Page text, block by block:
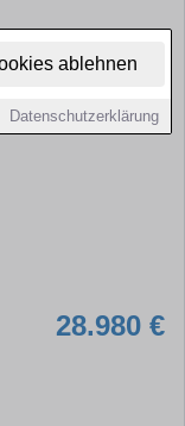
ablehnen
Datenschutzerklärung
28.980 €